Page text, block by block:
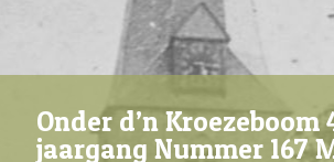
Onder d’n Kroezeboom
jaargang Nummer 167